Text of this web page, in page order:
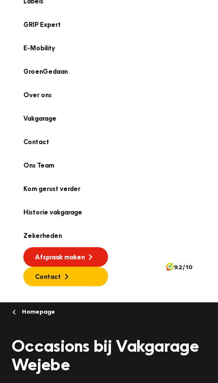
GRIP Expert
E-Mobility
GroenGedaan
Over ons
Vakgarage
Contact
Ons Team
Kom gerust verder
Historie vakgarage
Zekerheden
Afspraak maken
Contact
9.2/10
Homepage
Occasions bij Vakgarage
Wejebe